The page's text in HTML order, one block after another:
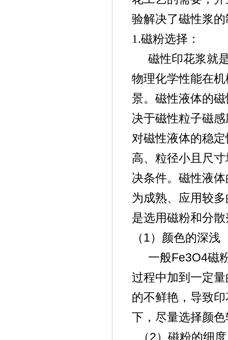
验解决了磁性浆
1.磁粉选择：
磁性印花浆就
物理化学性能在
景。磁性液体的
决于磁性粒子磁
对磁性液体的稳
高、粒径小且尺
决条件。磁性液
为成熟、应用较
是选用磁粉和分
（1）颜色的深浅
一般Fe3O4磁
过程中加到一定
的不鲜艳，导致
下，尽量选择颜
（2）磁粉的细度